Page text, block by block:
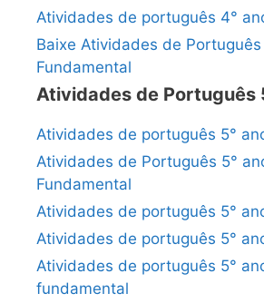
Atividades de português 4°
Baixe Atividades de
Fundamental
Atividades de Português
Atividades de português 5°
Atividades de Português 5°
Fundamental
Atividades de português 5°
Atividades de português 5°
Atividades de português 5°
fundamental